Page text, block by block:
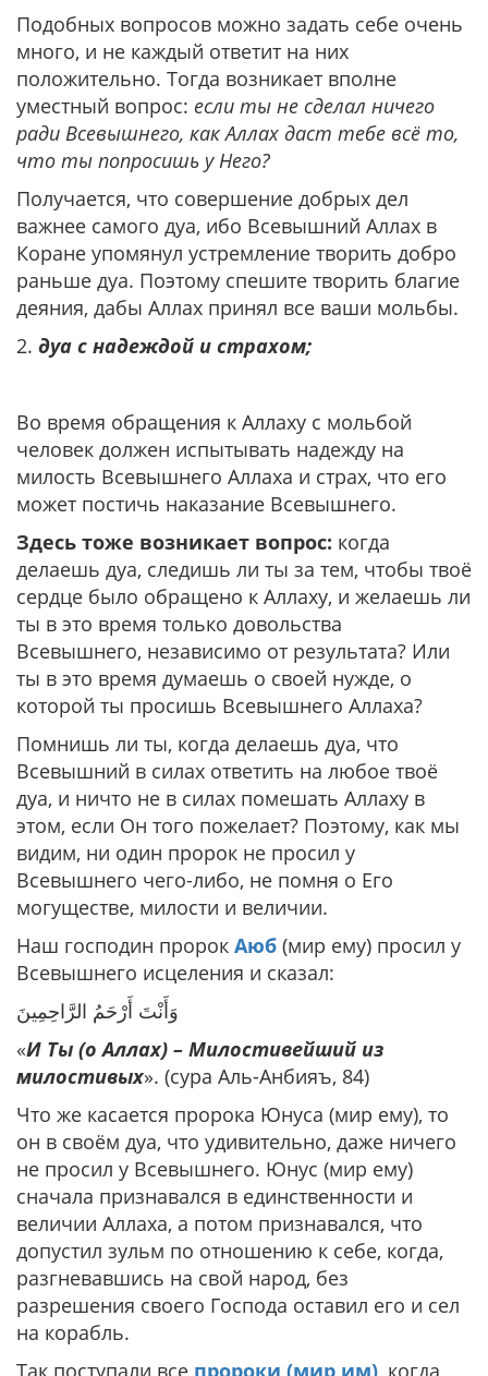
Подобных вопросов можно задать себе очень
много, и не каждый ответит на них
положительно. Тогда возникает вполне
уместный вопрос: если ты не сделал ничего
ради Всевышнего, как Аллах даст тебе всё то,
что ты попросишь у Него?
Получается, что совершение добрых дел
важнее самого дуа, ибо Всевышний Аллах в
Коране упомянул устремление творить добро
раньше дуа. Поэтому спешите творить благие
деяния, дабы Аллах принял все ваши мольбы.
2. дуа с надеждой и страхом;
Во время обращения к Аллаху с мольбой
человек должен испытывать надежду на
милость Всевышнего Аллаха и страх, что его
может постичь наказание Всевышнего.
Здесь тоже возникает вопрос: когда
делаешь дуа, следишь ли ты за тем, чтобы твоё
сердце было обращено к Аллаху, и желаешь ли
ты в это время только довольства
Всевышнего, независимо от результата? Или
ты в это время думаешь о своей нужде, о
которой ты просишь Всевышнего Аллаха?
Помнишь ли ты, когда делаешь дуа, что
Всевышний в силах ответить на любое твоё
дуа, и ничто не в силах помешать Аллаху в
этом, если Он того пожелает? Поэтому, как мы
видим, ни один пророк не просил у
Всевышнего чего-либо, не помня о Его
могуществе, милости и величии.
Наш господин пророк Аюб (мир ему) просил у
Всевышнего исцеления и сказал:
وَأَنْتَ أَرْحَمُ الرَّاحِمِينَ
«И Ты (о Аллах) – Милостивейший из
милостивых». (сура Аль-Анбияъ, 84)
Что же касается пророка Юнуса (мир ему), то
он в своём дуа, что удивительно, даже ничего
не просил у Всевышнего. Юнус (мир ему)
сначала признавался в единственности и
величии Аллаха, а потом признавался, что
допустил зульм по отношению к себе, когда,
разгневавшись на свой народ, без
разрешения своего Господа оставил его и сел
на корабль.
Так поступали все пророки (мир им) , когда